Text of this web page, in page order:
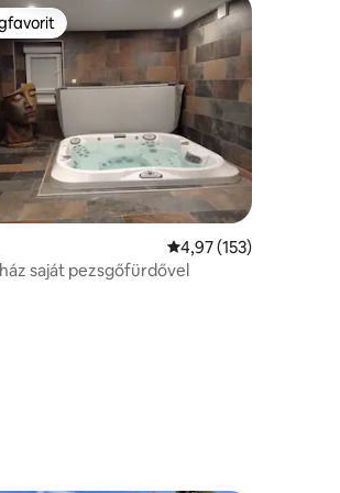
297 vélemény Átlagos értékelés: 5/
4,97 (153)
saját pezsgőfürdővel